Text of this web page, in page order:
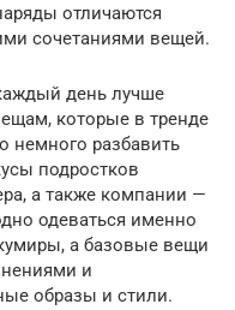
отличаются
сочетаниями вещей.
день лучше
которые в тренде
немного разбавить
подростков
а также компании —
одеваться именно
а базовые вещи
и
образы и стили.